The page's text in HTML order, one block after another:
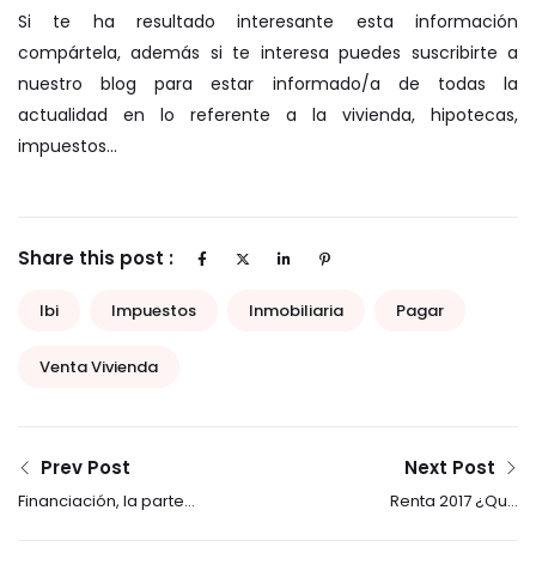
Si te ha resultado interesante esta información
compártela, además si te interesa puedes suscribirte a
nuestro blog para estar informado/a de todas la
actualidad en lo referente a la vivienda, hipotecas,
impuestos…
Share this post :
Ibi Impuestos Inmobiliaria Pagar
Venta Vivienda
Prev Post
Financiación, la parte
Next Post
Renta 2017 ¿Qué